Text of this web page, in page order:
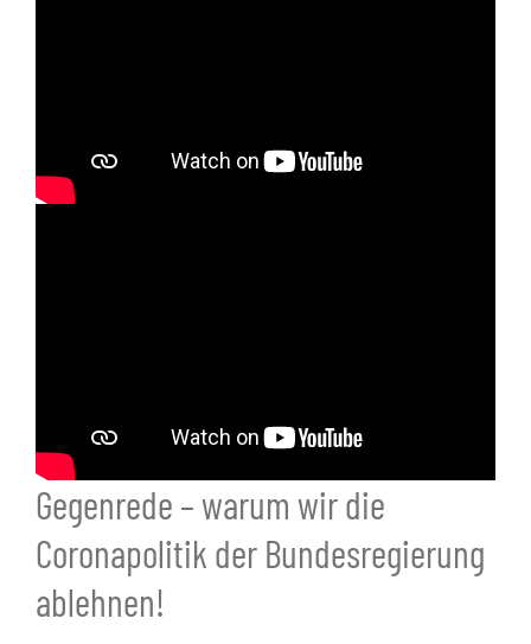
Gegenrede – warum wir die
Coronapolitik der Bundesregierung
ablehnen!